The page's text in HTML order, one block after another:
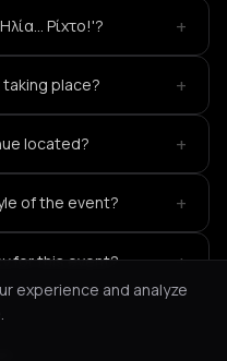
Ρίχτο!'? +
place? +
located? +
of the event? +
for this event? +
experience and analyze